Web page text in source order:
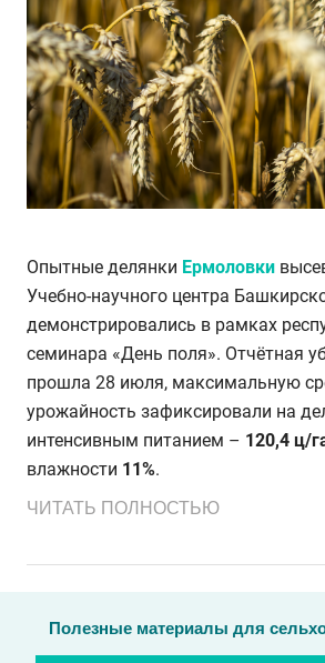
Опытные делянки Ермоловки
Учебно-научного центра
демонстрировались в рамках
семинара «День поля». Отчётная
прошла 28 июля, максимальную
урожайность зафиксировали на
интенсивным питанием – 120,4 ц/
влажности 11%.
ЧИТАТЬ ПОЛНОСТЬЮ
Полезные материалы для